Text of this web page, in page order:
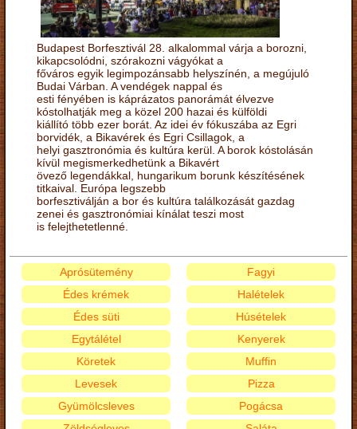
Budapest Borfesztivál 28. alkalommal várja a borozni,
kikapcsolódni, szórakozni vágyókat a
főváros egyik legimpozánsabb helyszínén, a megújuló
Budai Várban. A vendégek nappal és
esti fényében is káprázatos panorámát élvezve
kóstolhatják meg a közel 200 hazai és külföldi
kiállító több ezer borát. Az idei év fókuszába az Egri
borvidék, a Bikavérek és Egri Csillagok, a
helyi gasztronómia és kultúra kerül. A borok kóstolásán
kívül megismerkedhetünk a Bikavért
övező legendákkal, hungarikum borunk készítésének
titkaival. Európa legszebb
borfesztiválján a bor és kultúra találkozását gazdag
zenei és gasztronómiai kínálat teszi most
is felejthetetlenné.
Aprósütemény
Édes krémek
Édes süti
Egytálétel
Fagyi
Halételek
Húsételek
Kenyerek
Köretek
Levesek
Gyümölcsleves
Muffin
Pizza
Pogácsa